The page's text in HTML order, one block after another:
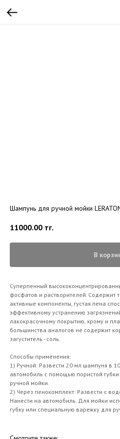
Шампунь для ручной мойки
11000.00 тг.
В
Суперпенный
фосфатов и растворителей. Содержит
активные компоненты, густая пена
эффективному устранению
лакокрасочному покрытию, хрому и
большинства аналогов не содержит
загуститель - соль.
Способы применения:
1) Ручной: Развести 20 мл шампуня в
автомобиль с помощью пористой
ручной мойки.
2) Через пенокомплект: Развести с
Нанести на автомобиль. Для мойки
губку или специальную варежку для